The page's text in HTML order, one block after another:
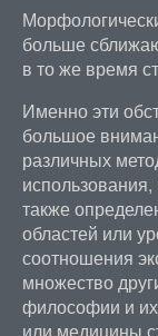
больше
в то же время
Именно эти
большое
различных
также
областей или
соотношения
множество
философии и